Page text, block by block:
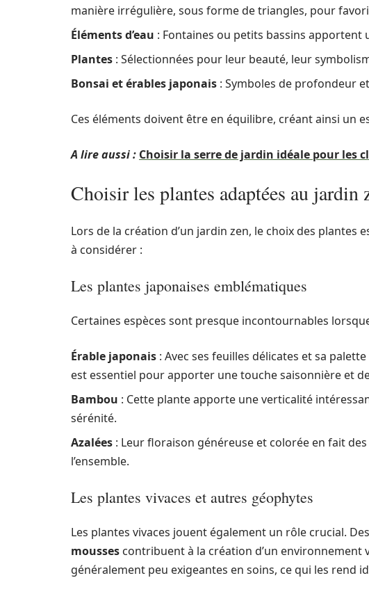
manière irrégulière, sous forme de triangles, pour
Éléments d’eau : Fontaines ou petits bassins apportent
Plantes : Sélectionnées pour leur beauté, leur
Bonsai et érables japonais : Symboles de profondeur
Ces éléments doivent être en équilibre, créant ainsi un
A lire aussi : Choisir la serre de jardin idéale pour les
Choisir les plantes adaptées au jardin
Lors de la création d’un jardin zen, le choix des plantes
à considérer :
Les plantes japonaises emblématiques
Certaines espèces sont presque incontournables
Érable japonais : Avec ses feuilles délicates et sa
est essentiel pour apporter une touche saisonnière et
Bambou : Cette plante apporte une verticalité
sérénité.
Azalées : Leur floraison généreuse et colorée en fait
l’ensemble.
Les plantes vivaces et autres géophytes
Les plantes vivaces jouent également un rôle crucial.
mousses contribuent à la création d’un environnement
généralement peu exigeantes en soins, ce qui les rend